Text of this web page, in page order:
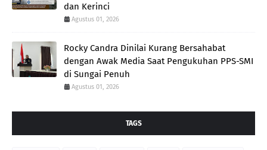
dan Kerinci
Agustus 01, 2026
Rocky Candra Dinilai Kurang Bersahabat
dengan Awak Media Saat Pengukuhan PPS-SMI
di Sungai Penuh
Agustus 01, 2026
TAGS